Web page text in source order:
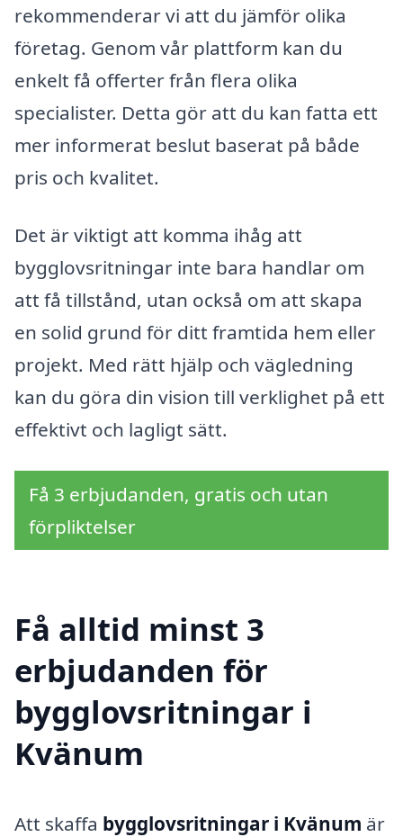
rekommenderar vi att du jämför olika
företag. Genom vår plattform kan du
enkelt få offerter från flera olika
specialister. Detta gör att du kan fatta ett
mer informerat beslut baserat på både
pris och kvalitet.
Det är viktigt att komma ihåg att
bygglovsritningar inte bara handlar om
att få tillstånd, utan också om att skapa
en solid grund för ditt framtida hem eller
projekt. Med rätt hjälp och vägledning
kan du göra din vision till verklighet på ett
effektivt och lagligt sätt.
Få 3 erbjudanden, gratis och utan
förpliktelser
Få alltid minst 3
erbjudanden för
bygglovsritningar i
Kvänum
Att skaffa bygglovsritningar i Kvänum är